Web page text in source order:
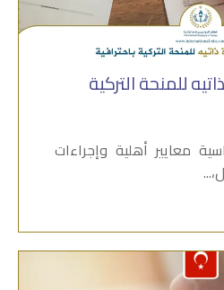
للمنحة التركية
معايير أهلية وإجراءات